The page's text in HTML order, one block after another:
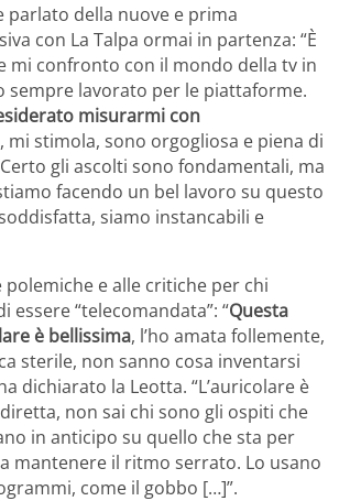
parlato della nuove e prima
con La Talpa ormai in partenza: “È
mi confronto con il mondo della tv in
sempre lavorato per le piattaforme.
misurarmi con
, mi stimola, sono orgogliosa e piena di
gli ascolti sono fondamentali, ma
facendo un bel lavoro su questo
siamo instancabili e
polemiche e alle critiche per chi
essere “telecomandata”: “Questa
è bellissima, l’ho amata follemente,
sterile, non sanno cosa inventarsi
dichiarato la Leotta. “L’auricolare è
non sai chi sono gli ospiti che
in anticipo su quello che sta per
mantenere il ritmo serrato. Lo usano
come il gobbo […]”.